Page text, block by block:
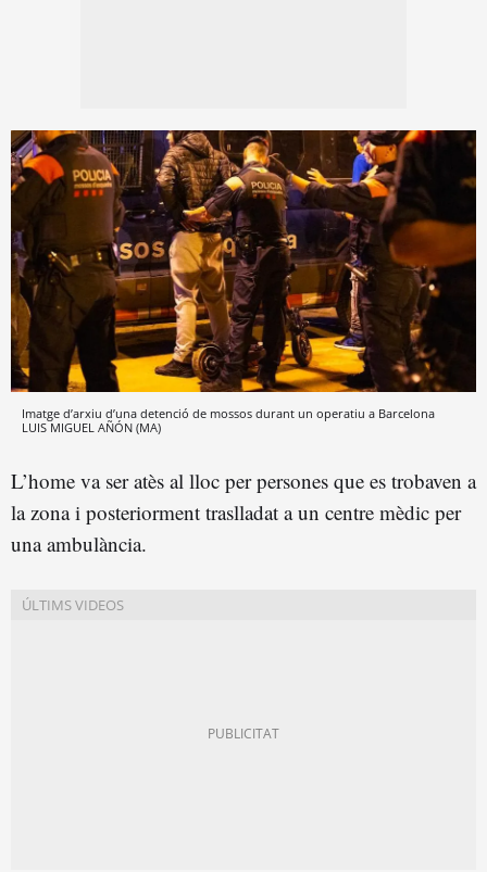
Imatge d’arxiu d’una detenció de mossos durant un operatiu a Barcelona
LUIS MIGUEL AÑÓN (MA)
L’home va ser atès al lloc per persones que es trobaven a
la zona i posteriorment traslladat a un centre mèdic per
una ambulància.